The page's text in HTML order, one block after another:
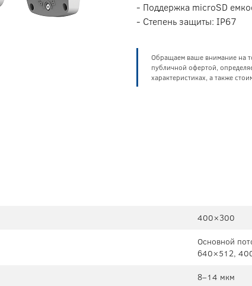
- Поддержка microSD
- Степень защиты: IP67
Обращаем ваше внимание на
публичной офертой,
характеристиках, а также
400×300
Основной
640×512,
8–14 мкм